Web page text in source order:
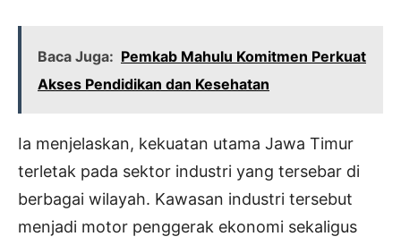
Baca Juga: Pemkab Mahulu Komitmen Perkuat
Akses Pendidikan dan Kesehatan
Ia menjelaskan, kekuatan utama Jawa Timur
terletak pada sektor industri yang tersebar di
berbagai wilayah. Kawasan industri tersebut
menjadi motor penggerak ekonomi sekaligus